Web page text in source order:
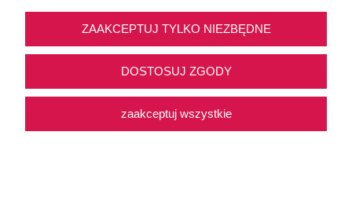
Najczęstsze pytania
Pomoc
ZAAKCEPTUJ TYLKO NIEZBĘDNE
DOSTOSUJ ZGODY
zaakceptuj wszystkie